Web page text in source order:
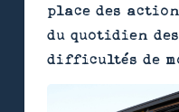
place des
du quotidien
difficultés de